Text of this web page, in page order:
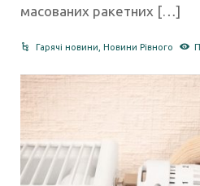
масованих ракетних […]
Гарячі новини ,Новини Рівного